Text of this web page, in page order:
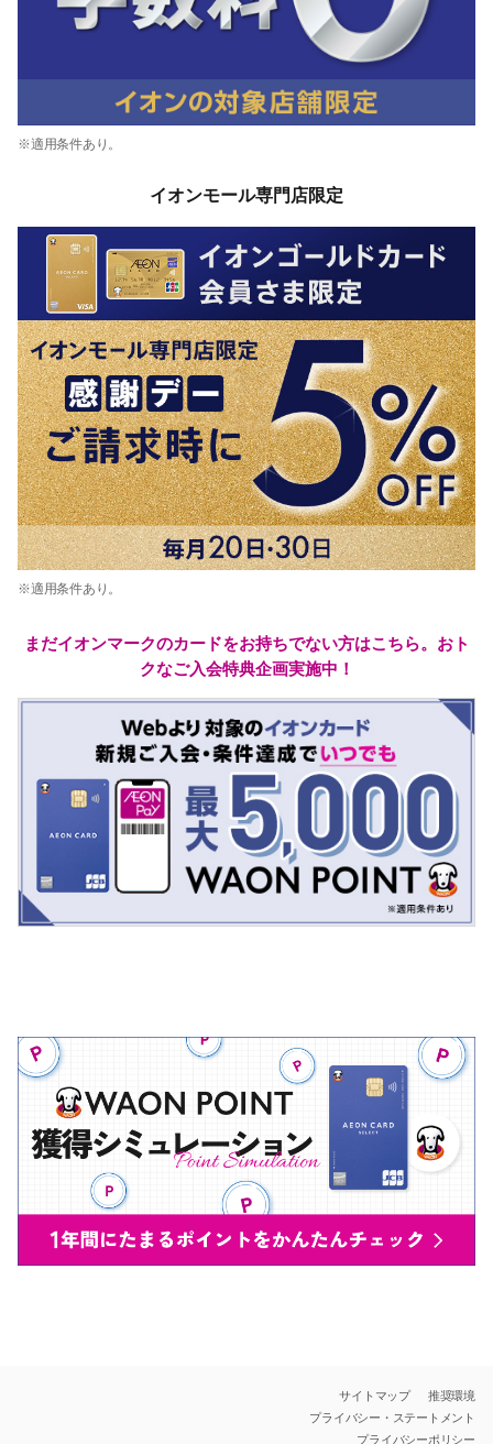
※適用条件あり。
イオンモール専門店限定
※適用条件あり。
まだイオンマークのカードをお持ちでない方はこちら。おト
クなご入会特典企画実施中！
サイトマップ
推奨環境
プライバシー・ステートメント
プライバシーポリシー